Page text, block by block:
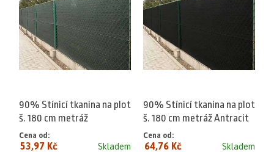
90% Stínicí tkanina na plot
š. 180 cm metráž
Skladem
Cena od:
53,97 Kč
90% Stínicí tkanina na plot
š. 180 cm metráž Antracit
Skladem
Cena od:
64,76 Kč